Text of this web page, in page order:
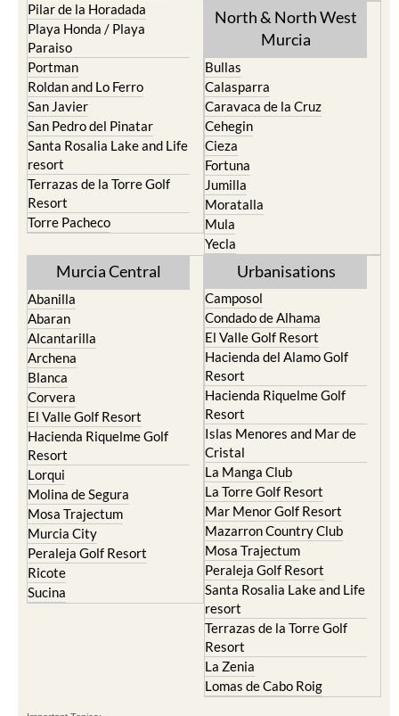
Pilar de la Horadada
Playa Honda / Playa
Paraiso
Portman
Roldan and Lo Ferro
San Javier
San Pedro del Pinatar
Santa Rosalia Lake and Life
resort
Terrazas de la Torre Golf
Resort
Torre Pacheco
North & North West
Murcia
Bullas
Calasparra
Caravaca de la Cruz
Cehegin
Cieza
Fortuna
Jumilla
Moratalla
Mula
Yecla
Murcia Central
Abanilla
Abaran
Alcantarilla
Archena
Blanca
Corvera
El Valle Golf Resort
Hacienda Riquelme Golf
Resort
Lorqui
Molina de Segura
Mosa Trajectum
Murcia City
Peraleja Golf Resort
Ricote
Sucina
Urbanisations
Camposol
Condado de Alhama
El Valle Golf Resort
Hacienda del Alamo Golf
Resort
Hacienda Riquelme Golf
Resort
Islas Menores and Mar de
Cristal
La Manga Club
La Torre Golf Resort
Mar Menor Golf Resort
Mazarron Country Club
Mosa Trajectum
Peraleja Golf Resort
Santa Rosalia Lake and Life
resort
Terrazas de la Torre Golf
Resort
La Zenia
Lomas de Cabo Roig